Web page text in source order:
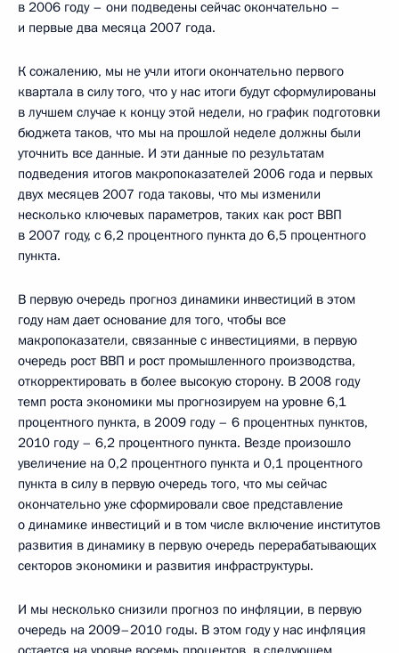
в 2006 году – они подведены сейчас окончательно –
и первые два месяца 2007 года.
К сожалению, мы не учли итоги окончательно первого
квартала в силу того, что у нас итоги будут сформулированы
в лучшем случае к концу этой недели, но график подготовки
бюджета таков, что мы на прошлой неделе должны были
уточнить все данные. И эти данные по результатам
подведения итогов макропоказателей 2006 года и первых
двух месяцев 2007 года таковы, что мы изменили
несколько ключевых параметров, таких как рост ВВП
в 2007 году, с 6,2 процентного пункта до 6,5 процентного
пункта.
В первую очередь прогноз динамики инвестиций в этом
году нам дает основание для того, чтобы все
макропоказатели, связанные с инвестициями, в первую
очередь рост ВВП и рост промышленного производства,
откорректировать в более высокую сторону. В 2008 году
темп роста экономики мы прогнозируем на уровне 6,1
процентного пункта, в 2009 году – 6 процентных пунктов,
2010 году – 6,2 процентного пункта. Везде произошло
увеличение на 0,2 процентного пункта и 0,1 процентного
пункта в силу в первую очередь того, что мы сейчас
окончательно уже сформировали свое представление
о динамике инвестиций и в том числе включение институтов
развития в динамику в первую очередь перерабатывающих
секторов экономики и развития инфраструктуры.
И мы несколько снизили прогноз по инфляции, в первую
очередь на 2009–2010 годы. В этом году у нас инфляция